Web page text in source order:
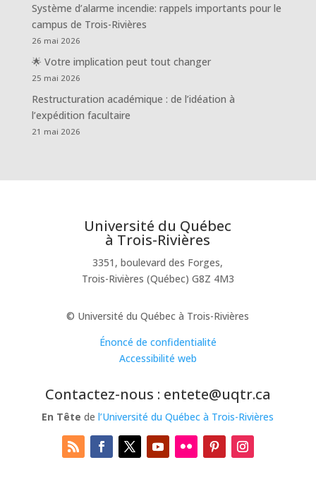
Système d’alarme incendie: rappels importants pour le
campus de Trois-Rivières
26 mai 2026
🌟 Votre implication peut tout changer
25 mai 2026
Restructuration académique : de l’idéation à
l’expédition facultaire
21 mai 2026
Université du Québec
à Trois-Rivières
3351, boulevard des Forges,
Trois-Rivières (Québec) G8Z 4M3
© Université du Québec à Trois-Rivières
Énoncé de confidentialité
Accessibilité web
Contactez-nous : entete@uqtr.ca
En Tête del’Université du Québec à Trois-Rivières